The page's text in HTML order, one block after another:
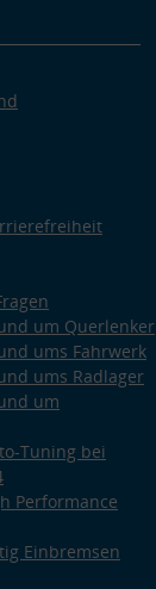
um Querlenker
ums Fahrwerk
ums Radlager
um
Tuning bei
Performance
Einbremsen